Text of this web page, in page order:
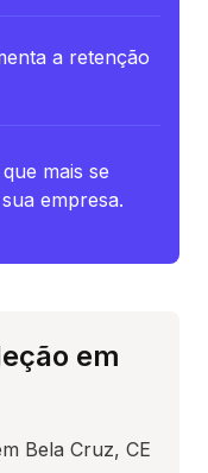
a retenção
mais se
empresa.
em
Bela Cruz, CE